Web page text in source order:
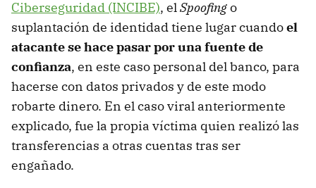
Ciberseguridad (INCIBE), elSpoofingo
suplantación de identidad tiene lugar cuandoel
atacante se hace pasar por una fuente de
confianza, en este caso personal del banco, para
hacerse con datos privados y de este modo
robarte dinero. En el caso viral anteriormente
explicado, fue la propia víctima quien realizó las
transferencias a otras cuentas tras ser
engañado.